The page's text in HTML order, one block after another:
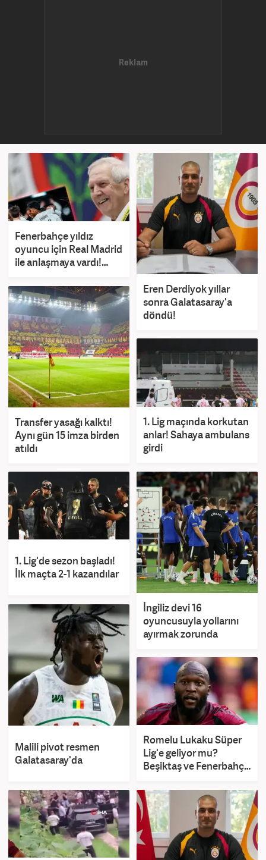
Fenerbahçe yıldız
oyuncu için Real Madrid
ile anlaşmaya vardı!
engel
Eren Derdiyok yıllar
sonra Galatasaray'a
döndü!
Transfer yasağı kalktı!
Aynı gün 15 imza birden
atıldı
1. Lig maçında korkutan
anlar! Sahaya ambulans
girdi
1. Lig'de sezon başladı!
İlk maçta 2-1 kazandılar
İngiliz devi 16
oyuncusuyla yollarını
ayırmak zorunda
Malili pivot resmen
Galatasaray'da
Romelu Lukaku Süper
Lig'e geliyor mu?
Beşiktaş ve Fenerbahçe